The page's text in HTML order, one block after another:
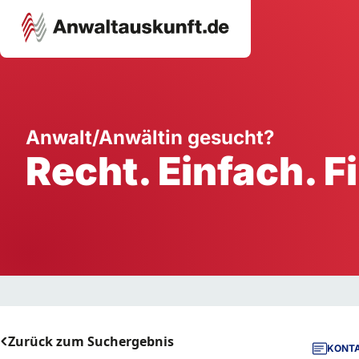
Ausbildung
Handwerk
Dienstleistung
Anwalt/Anwältin gesucht?
Recht. Einfach.
Zurück zum Suchergebnis